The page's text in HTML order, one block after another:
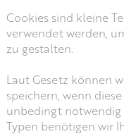
Cookies sind kleine
verwendet werden,
zu gestalten.
Laut Gesetz können
speichern, wenn
unbedingt notwendig
Typen benötigen wir